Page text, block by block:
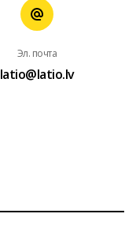
Эл. почта
latio@latio.lv